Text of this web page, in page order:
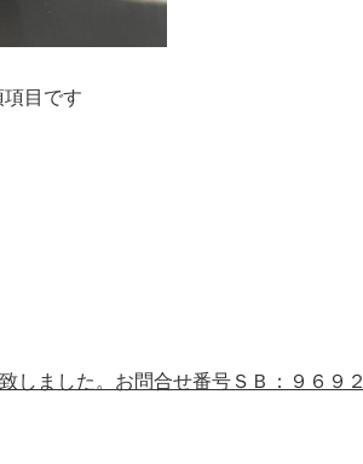
目です
しました。お問合せ番号ＳＢ：９６９２